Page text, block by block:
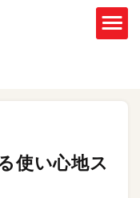
使い心地ス